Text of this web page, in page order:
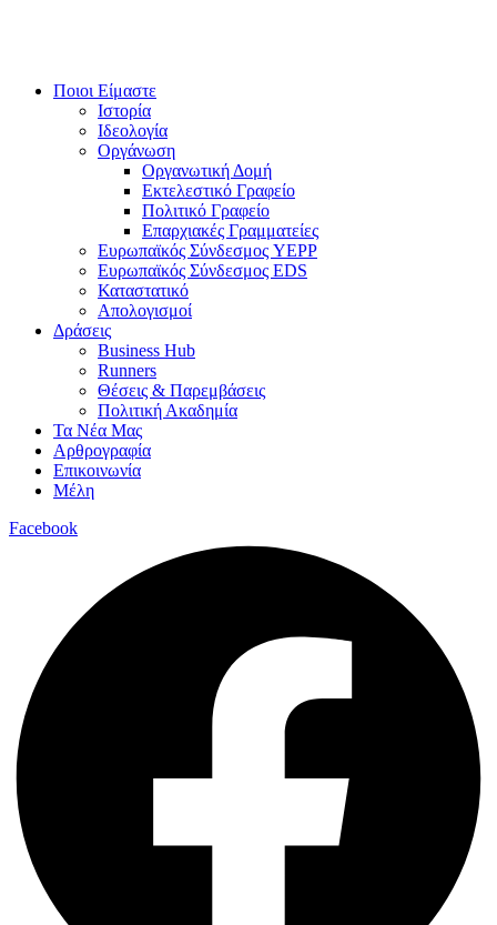
Ποιοι Είμαστε
Ιστορία
Ιδεολογία
Οργάνωση
Οργανωτική Δομή
Εκτελεστικό Γραφείο
Πολιτικό Γραφείο
Επαρχιακές Γραμματείες
Ευρωπαϊκός Σύνδεσμος YEPP
Ευρωπαϊκός Σύνδεσμος EDS
Καταστατικό
Απολογισμοί
Δράσεις
Business Hub
Runners
Θέσεις & Παρεμβάσεις
Πολιτική Ακαδημία
Τα Νέα Μας
Αρθρογραφία
Επικοινωνία
Μέλη
Facebook